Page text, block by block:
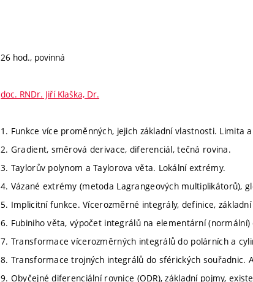
26 hod., povinná
doc. RNDr. Jiří Klaška, Dr.
1. Funkce více proměnných, jejich základní vlastnosti. Limita
2. Gradient, směrová derivace, diferenciál, tečná rovina.
3. Taylorův polynom a Taylorova věta. Lokální extrémy.
4. Vázané extrémy (metoda Lagrangeových multiplikátorů),
5. Implicitní funkce. Vícerozměrné integrály, definice,
6. Fubiniho věta, výpočet integrálů na elementární (normální)
7. Transformace vícerozměrných integrálů do polárních a
8. Transformace trojných integrálů do sférických souřadnic.
9. Obyčejné diferenciální rovnice (ODR), základní pojmy,